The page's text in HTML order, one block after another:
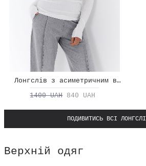
Лонгслів з асиметричним вирізом
1400 UAH 840 UAH
ПОДИВИТИСЬ ВСІ
Верхній одяг